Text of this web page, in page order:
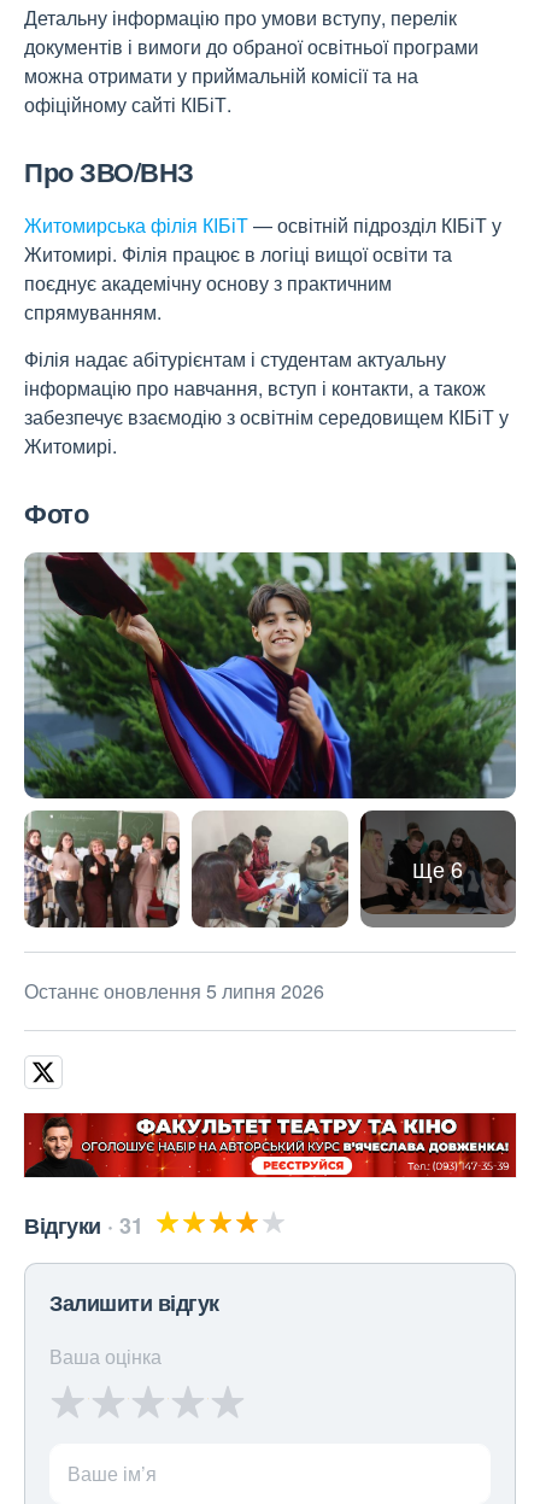
Детальну інформацію про умови вступу, перелік
документів і вимоги до обраної освітньої програми
можна отримати у приймальній комісії та на
офіційному сайті КІБіТ.
Про ЗВО/ВНЗ
Житомирська філія КІБіТ— освітній підрозділ КІБіТ у
Житомирі. Філія працює в логіці вищої освіти та
поєднує академічну основу з практичним
спрямуванням.
Філія надає абітурієнтам і студентам актуальну
інформацію про навчання, вступ і контакти, а також
забезпечує взаємодію з освітнім середовищем КІБіТ у
Житомирі.
Фото
Ще 6
Останнє оновлення 5 липня 2026
Відгуки 31
Залишити відгук
Ваша оцінка
Ваше ім’я